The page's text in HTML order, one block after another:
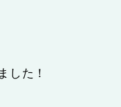
した！